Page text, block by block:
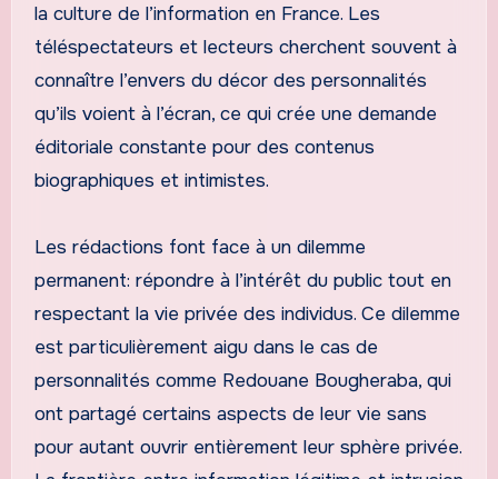
la culture de l’information en France. Les
téléspectateurs et lecteurs cherchent souvent à
connaître l’envers du décor des personnalités
qu’ils voient à l’écran, ce qui crée une demande
éditoriale constante pour des contenus
biographiques et intimistes.
Les rédactions font face à un dilemme
permanent: répondre à l’intérêt du public tout en
respectant la vie privée des individus. Ce dilemme
est particulièrement aigu dans le cas de
personnalités comme Redouane Bougheraba, qui
ont partagé certains aspects de leur vie sans
pour autant ouvrir entièrement leur sphère privée.